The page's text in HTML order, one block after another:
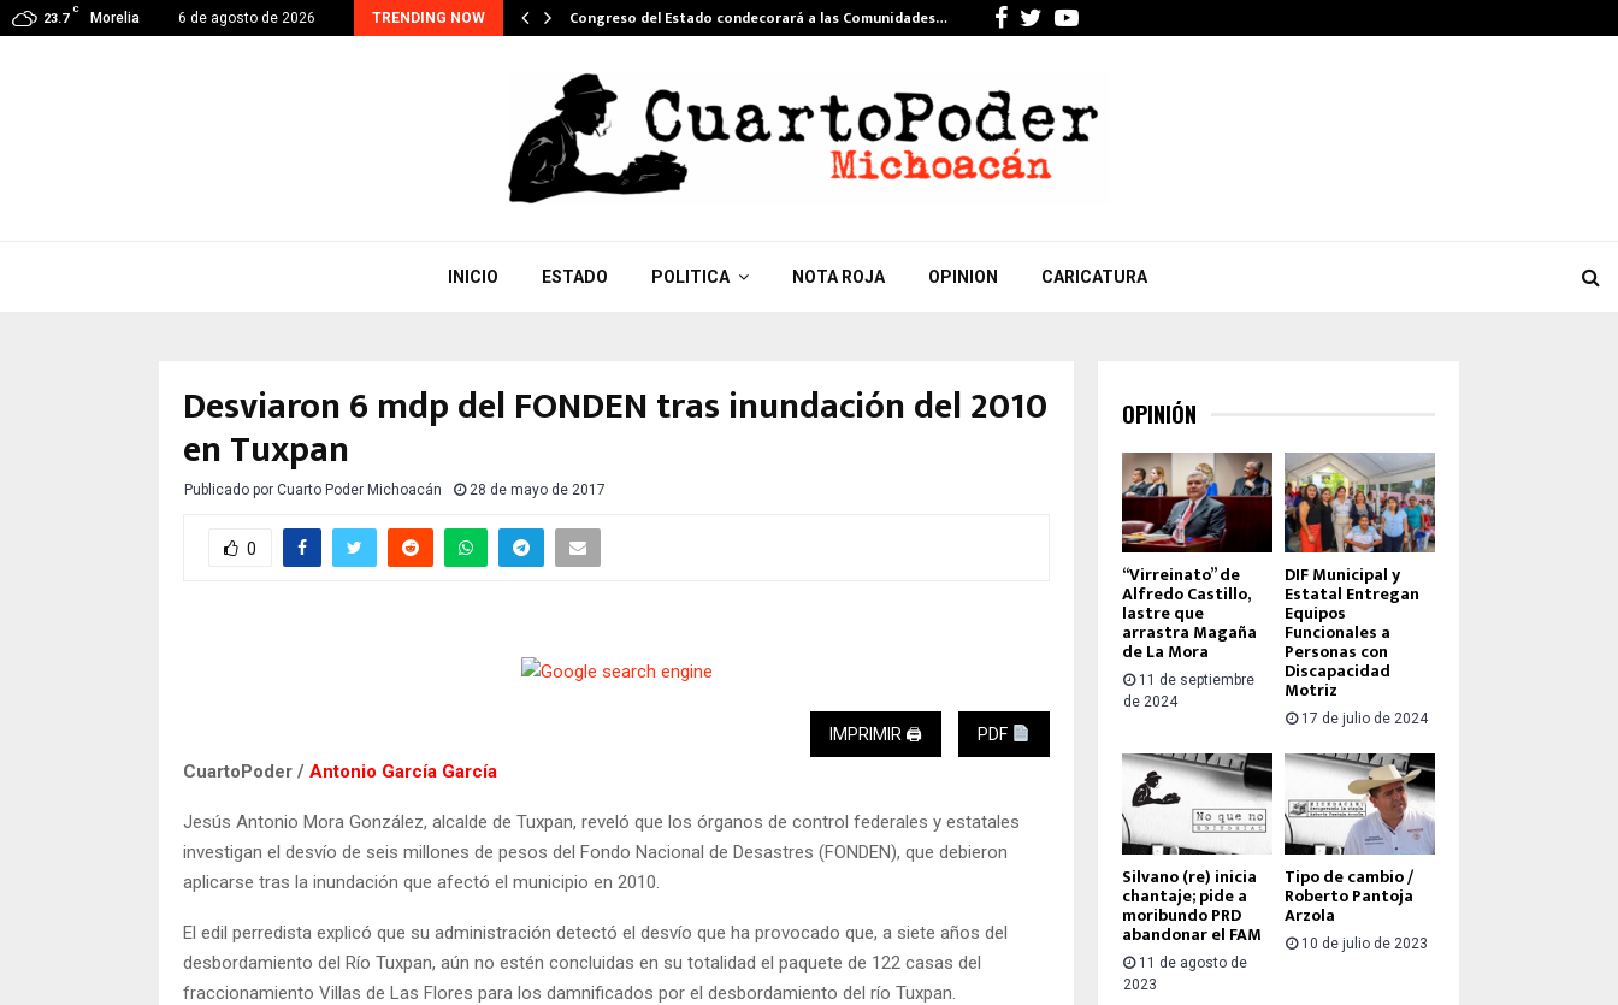
23.7
C
Morelia 6 de agosto de 2026 TRENDING NOW
CONTINUA, EJE PRIORITARIO EN GESTIÓN DE… Congreso del Estado condecorará a las Comunidades… Facebook
TwitterYoutube
INICIO ESTADO POLITICA NOTA ROJA OPINION CARICATURA
Desviaron 6 mdp del FONDEN tras inundación del 2010
en Tuxpan
Publicado por Cuarto Poder Michoacán 28 de mayo de 2017
0
IMPRIMIR 🖨 PDF
CuartoPoder / Antonio García García
Jesús Antonio Mora González, alcalde de Tuxpan, reveló que los órganos de control federales y estatales
investigan el desvío de seis millones de pesos del Fondo Nacional de Desastres (FONDEN), que debieron
aplicarse tras la inundación que afectó el municipio en 2010.
El edil perredista explicó que su administración detectó el desvío que ha provocado que, a siete años del
desbordamiento del Río Tuxpan, aún no estén concluidas en su totalidad el paquete de 122 casas del
fraccionamiento Villas de Las Flores para los damnificados por el desbordamiento del río Tuxpan.
OPINIÓN
“Virreinato” de
Alfredo Castillo,
lastre que
arrastra Magaña
de La Mora
11 de septiembre
de 2024
DIF Municipal y
Estatal Entregan
Equipos
Funcionales a
Personas con
Discapacidad
Motriz
17 de julio de 2024
Silvano (re) inicia
chantaje; pide a
moribundo PRD
abandonar el FAM
11 de agosto de
2023
Tipo de cambio /
Roberto Pantoja
Arzola
10 de julio de 2023